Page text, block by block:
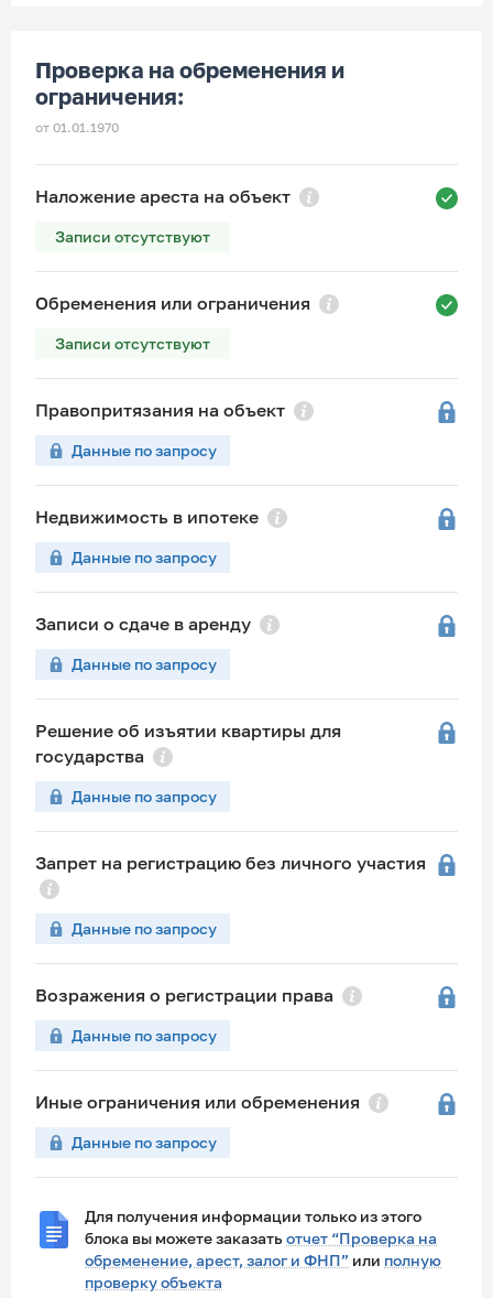
Проверка на обременения и
ограничения:
от 01.01.1970
Наложение ареста на объект
Записи отсутствуют
Обременения или ограничения
Записи отсутствуют
Правопритязания на объект
Данные по запросу
Недвижимость в ипотеке
Данные по запросу
Записи о сдаче в аренду
Данные по запросу
Решение об изъятии квартиры для
государства
Данные по запросу
Запрет на регистрацию без личного участия
Данные по запросу
Возражения о регистрации права
Данные по запросу
Иные ограничения или обременения
Данные по запросу
Для получения информации только из этого
блока вы можете заказать отчет “Проверка на
обременение, арест, залог и ФНП” или полную
проверку объекта